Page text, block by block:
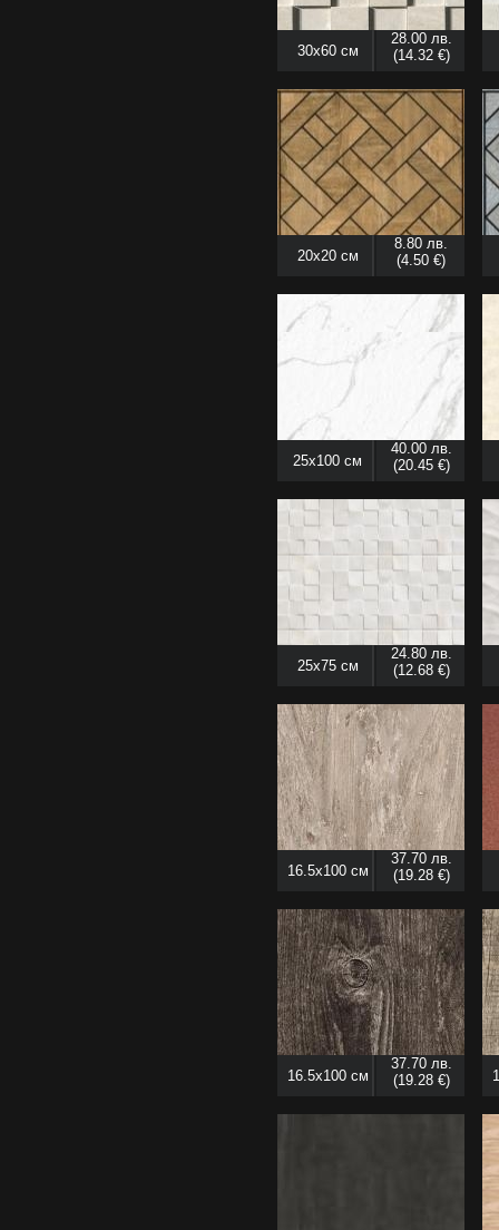
30x60 см
28.00 лв.
(14.32 €)
20x20 см
8.80 лв.
(4.50 €)
25x100 см
40.00 лв.
(20.45 €)
25x75 см
24.80 лв.
(12.68 €)
16.5x100 см
37.70 лв.
(19.28 €)
16.5x100 см
37.70 лв.
(19.28 €)